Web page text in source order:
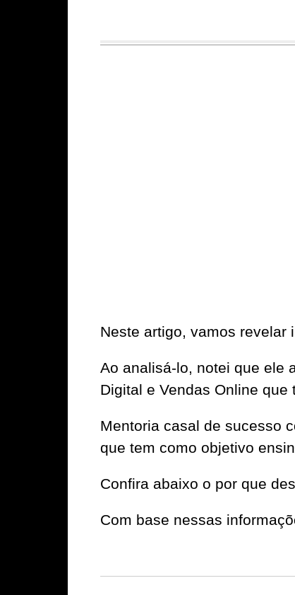
Neste artigo, vamos revelar
Ao analisá-lo, notei que ele
Digital e Vendas Online
Mentoria casal de sucesso
que tem como objetivo
Confira abaixo o por que
Com base nessas